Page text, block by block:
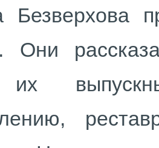
Безверхова
Они
их